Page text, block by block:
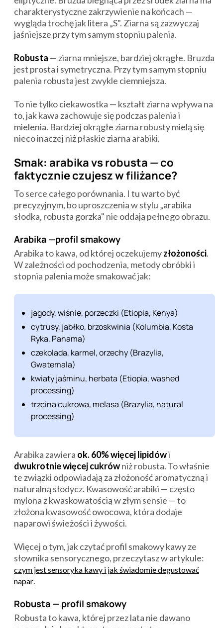
charakterystyczne zakrzywienie na końcach —
wygląda trochę jak litera „S". Ziarna są zazwyczaj
jaśniejsze przy tym samym stopniu palenia.
Robusta — ziarna mniejsze, bardziej okrągłe. Bruzda
jest prosta i symetryczna. Przy tym samym stopniu
palenia robusta jest zwykle ciemniejsza.
To nie tylko ciekawostka — kształt ziarna wpływa na
to, jak kawa zachowuje się podczas palenia i
mielenia. Bardziej okrągłe ziarna robusty mielą się
nieco inaczej niż płaskie ziarna arabiki.
Smak: arabika vs robusta — co
faktycznie czujesz w filiżance?
To serce całego porównania. I tu warto być
precyzyjnym, bo uproszczenia w stylu „arabika
słodka, robusta gorzka" nie oddają pełnego obrazu.
Arabika —profil smakowy
Arabika to kawa, od której oczekujemyzłożoności.
W zależności od pochodzenia, metody obróbki i
stopnia palenia może smakować jak:
jagody, wiśnie, porzeczki (Etiopia, Kenya)
cytrusy, jabłko, brzoskwinia (Kolumbia, Kosta
Ryka, Panama)
czekolada, karmel, orzechy (Brazylia,
Gwatemala)
kwiaty jaśminu, herbata (Etiopia, washed
processing)
trzcina cukrowa, melasa (Brazylia, natural
processing)
Arabika zawiera ok. 60% więcej lipidówi
dwukrotnie więcej cukrówniż robusta. To właśnie
te związki odpowiadają za złożoność aromatyczną i
naturalną słodycz. Kwasowość arabiki — często
mylona z kwaskowatością w złym sensie — to
złożona kwasowość owocowa, która dodaje
naparowi świeżości i żywości.
Więcej o tym, jak czytać profil smakowy kawy ze
słownika sensorycznego, przeczytasz w artykule:
czym jest sensoryka kawy i jak świadomie degustować
napar.
Robusta — profil smakowy
Robusta to kawa, której przez lata nie dawano